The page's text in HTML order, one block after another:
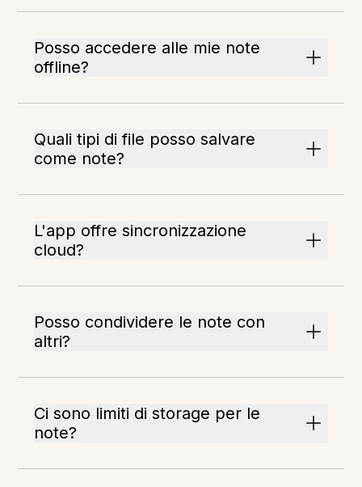
Posso accedere alle mie note
offline?
Quali tipi di file posso salvare
come note?
L'app offre sincronizzazione
cloud?
Posso condividere le note con
altri?
Ci sono limiti di storage per le
note?